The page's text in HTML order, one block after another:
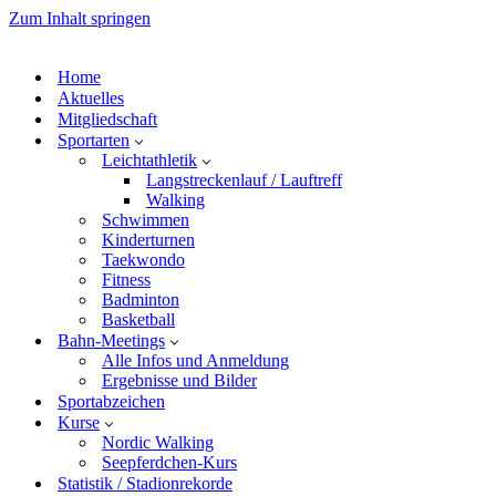
Zum Inhalt springen
Home
Aktuelles
Mitgliedschaft
Sportarten
Leichtathletik
Langstreckenlauf / Lauftreff
Walking
Schwimmen
Kinderturnen
Taekwondo
Fitness
Badminton
Basketball
Bahn-Meetings
Alle Infos und Anmeldung
Ergebnisse und Bilder
Sportabzeichen
Kurse
Nordic Walking
Seepferdchen-Kurs
Statistik / Stadionrekorde